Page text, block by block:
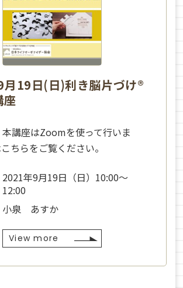
19日(日)利き脳片づけ®
座
講座はZoomを使って行いま
ちらをご覧ください。
2021年9月19日（日）10:00〜
12:00
小泉 あすか
View more